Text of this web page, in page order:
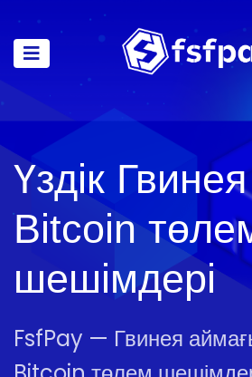
Үздік Гвинея
Bitcoin
шешімдері
FsfPay — Гвинея